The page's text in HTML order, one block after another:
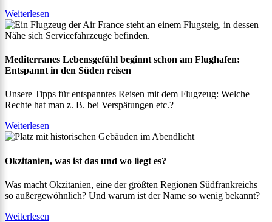
Weiterlesen
Mediterranes Lebensgefühl beginnt schon am Flughafen:
Entspannt in den Süden reisen
Unsere Tipps für entspanntes Reisen mit dem Flugzeug: Welche
Rechte hat man z. B. bei Verspätungen etc.?
Weiterlesen
Okzitanien, was ist das und wo liegt es?
Was macht Okzitanien, eine der größten Regionen Südfrankreichs
so außergewöhnlich? Und warum ist der Name so wenig bekannt?
Weiterlesen